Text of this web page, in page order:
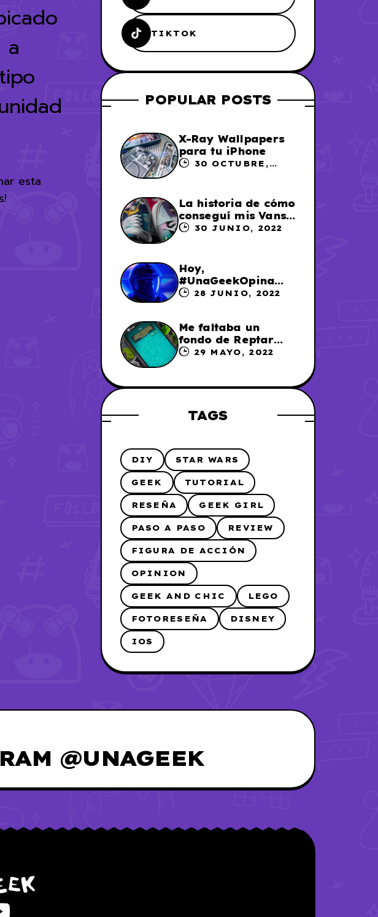
a
esta
TIKTOK
POPULAR POSTS
X-Ray Wallpapers
para tu iPhone
30 OCTUBRE,
La historia de cómo
conseguí mis Vans
X Sailor Moon
30 JUNIO, 2022
Hoy,
#UnaGeekOpina
sobre «Lightyear»
28 JUNIO, 2022
Me faltaba un
fondo de Reptar
para los chats en
29 MAYO, 2022
TAGS
DIY STAR WARS
GEEK TUTORIAL
RESEÑA GEEK GIRL
PASO A PASO REVIEW
FIGURA DE ACCIÓN
OPINION
GEEK AND CHIC LEGO
FOTORESEÑA DISNEY
IOS
@UNAGEEK